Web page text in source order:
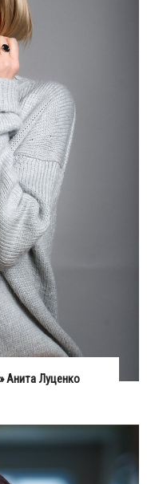
Анита Луценко